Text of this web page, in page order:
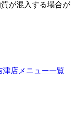
が混入する場合が
津店メニュー一覧